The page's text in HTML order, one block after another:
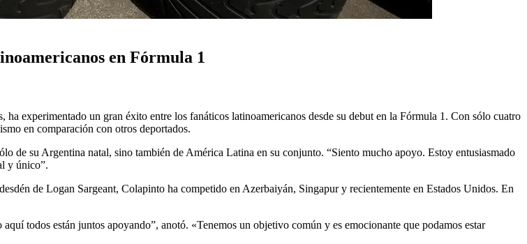
en Fórmula 1
experimentado un gran éxito entre los fanáticos latinoamericanos desde su debut en la Fórmula 1. Con sólo cuatro
en comparación con otros deportados.
su Argentina natal, sino también de América Latina en su conjunto. “Siento mucho apoyo. Estoy entusiasmado
y único”.
de Logan Sargeant, Colapinto ha competido en Azerbaiyán, Singapur y recientemente en Estados Unidos. En
todos están juntos apoyando”, anotó. «Tenemos un objetivo común y es emocionante que podamos estar